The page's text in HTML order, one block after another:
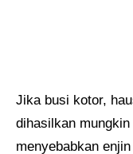
Jika busi kotor,
dihasilkan
menyebabkan